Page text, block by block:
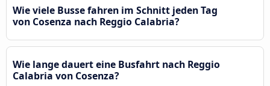
Wie viele Busse fahren im Schnitt jeden Tag
von Cosenza nach Reggio Calabria?
Wie lange dauert eine Busfahrt nach Reggio
Calabria von Cosenza?